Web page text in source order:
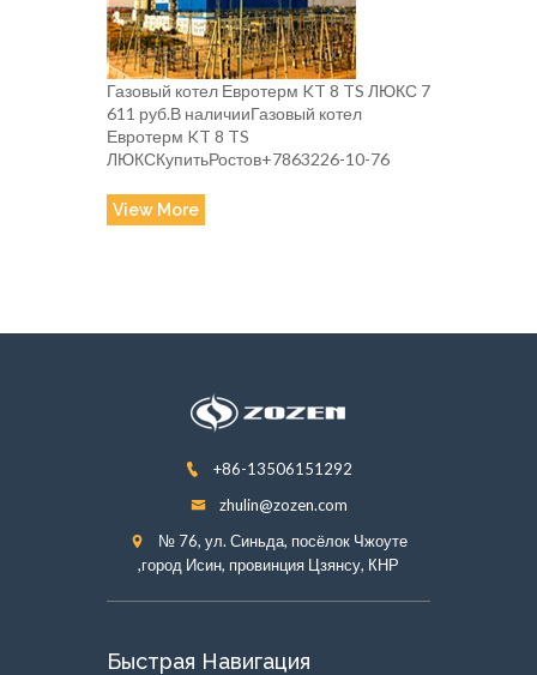
Газовый котел Евротерм KT 8 TS ЛЮКС 7
611 руб.В наличииГазовый котел
Евротерм KT 8 TS
ЛЮКСКупитьРостов+7863226-10-76
View More
+86-13506151292
zhulin@zozen.com
№ 76, ул. Синьда, посёлок Чжоуте
,город Исин, провинция Цзянсу, КНР
Быстрая Навигация